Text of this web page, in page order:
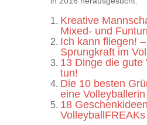
Kreative
Mixed- und
Ich kann fliegen!
Sprungkraft im
13 Dinge die gute
tun!
Die 10 besten
eine
18
VolleyballFREAKs